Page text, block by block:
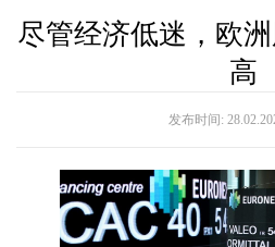
尽管经济低迷，欧
高
发布时间: